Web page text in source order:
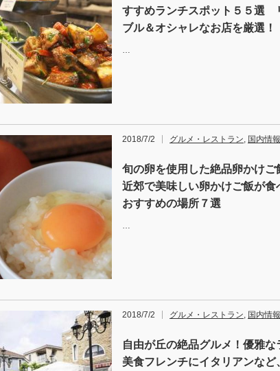
すすめランチスポット５５選
ブル＆オシャレなお店を厳選！
…
2018/7/2 グルメ・レストラン, 国内情報
旬の卵を使用した絶品卵かけご
近郊で美味しい卵かけご飯が食
おすすめの場所７選
…
2018/7/2 グルメ・レストラン, 国内情報
自由が丘の絶品グルメ！優雅な
美食フレンチにイタリアンなど